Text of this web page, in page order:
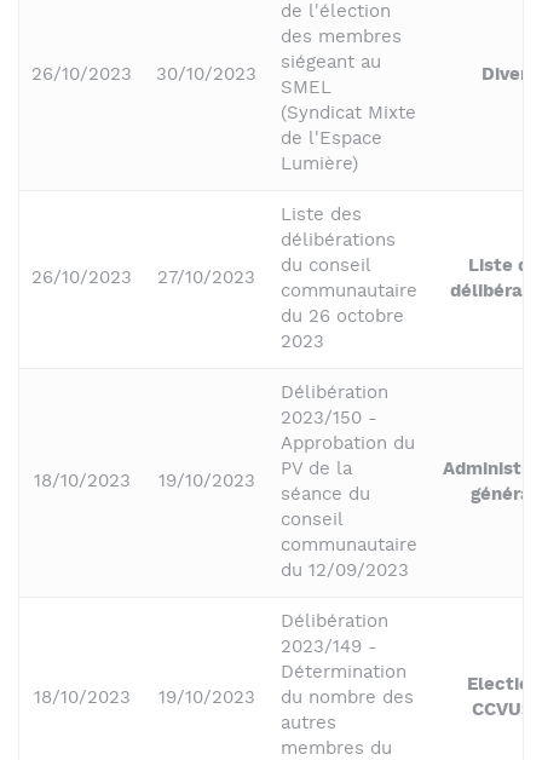
26/10/2023 30/10/2023
de l'élection
des membres
siégeant au
SMEL
(Syndicat Mixte
de l'Espace
Lumière)
Divers
26/10/2023 27/10/2023
Liste des
délibérations
du conseil
communautaire
du 26 octobre
2023
Liste
18/10/2023 19/10/2023
Délibération
2023/150 -
Approbation du
PV de la
séance du
conseil
communautaire
du 12/09/2023
18/10/2023 19/10/2023
Délibération
2023/149 -
Détermination
du nombre des
autres
membres du